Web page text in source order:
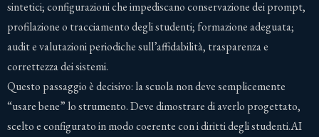
sintetici; configurazioni che impediscano conservazione dei prompt,
profilazione o tracciamento degli studenti; formazione adeguata;
audit e valutazioni periodiche sull’affidabilità, trasparenza e
correttezza dei sistemi.
Questo passaggio è decisivo: la scuola non deve semplicemente
“usare bene” lo strumento. Deve dimostrare di averlo progettato,
scelto e configurato in modo coerente con i diritti degli studenti.AI